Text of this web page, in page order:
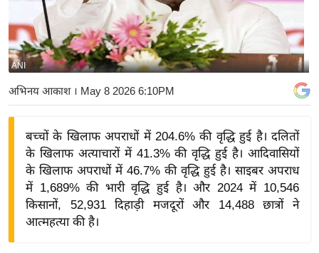
ष्ट्री
य
बि
ज़
ने
द्यो
ANI
अभिनय आकाश। May 8 2026 6:10PM
बच्चों के खिलाफ अपराधों में 204.6% की वृद्धि हुई है। दलितों
के खिलाफ अत्याचारों में 41.3% की वृद्धि हुई है। आदिवासियों
के खिलाफ अपराधों में 46.7% की वृद्धि हुई है। साइबर अपराध
में 1,689% की भारी वृद्धि हुई है। और 2024 में 10,546
किसानों, 52,931 दिहाड़ी मजदूरों और 14,488 छात्रों ने
आत्महत्या की है।